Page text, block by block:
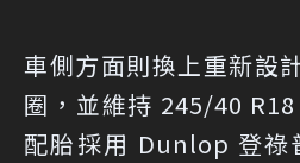
車側方面則換上重新設
圈，並維持 245/40
配胎採用 Dunlop 登祿